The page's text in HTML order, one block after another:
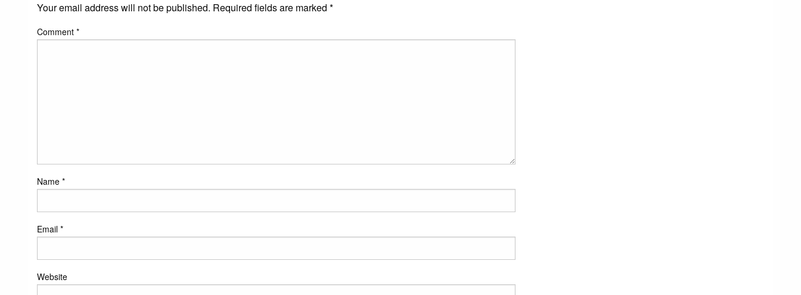
Your email address will not be published. Required fields are marked *
Comment *
Name *
Email *
Website